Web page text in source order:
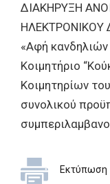
ΔΙΑΚΗΡYΞΗ
ΗΛΕΚΤΡΟΝΙΚΟΥ
«Αφή
Κοιμητήριο
Κοιμητηρίων
συνολικού
Εκτύπωση